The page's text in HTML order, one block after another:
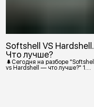
Softshell VS Hardshell.
Что лучше?
🌲Сегодня на разборе "Softshell
vs Hardshell — что лучше?" 1.